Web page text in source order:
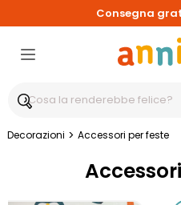
Consegna
Decorazioni > Accessori per feste